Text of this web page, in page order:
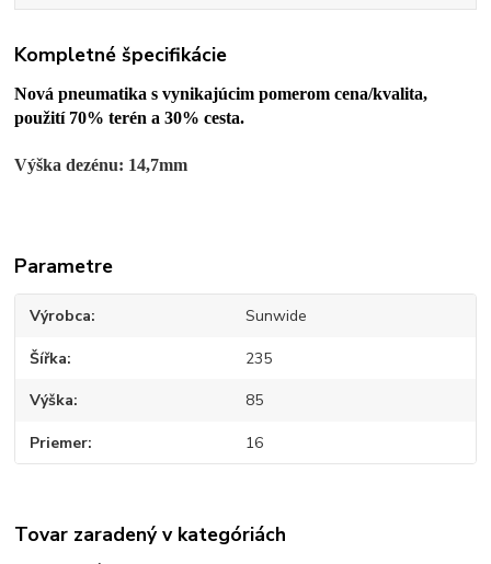
Kompletné špecifikácie
Nová pneumatika s vynikajúcim pomerom cena/kvalita,
použití 70% terén a 30% cesta.
Výška dezénu: 14,7mm
Parametre
Výrobca Sunwide
Šířka 235
Výška 85
Priemer 16
Tovar zaradený v kategóriách